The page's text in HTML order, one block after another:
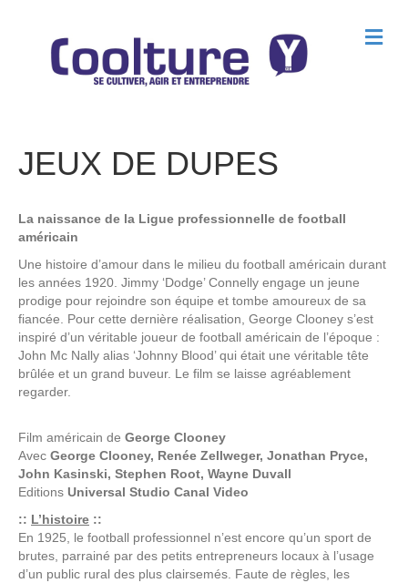
M
e
JEUX DE DUPES
La naissance de la Ligue professionnelle de football
américain
Une histoire d’amour dans le milieu du football américain durant
les années 1920. Jimmy ‘Dodge’ Connelly engage un jeune
prodige pour rejoindre son équipe et tombe amoureux de sa
fiancée. Pour cette dernière réalisation, George Clooney s’est
inspiré d’un véritable joueur de football américain de l’époque :
John Mc Nally alias ‘Johnny Blood’ qui était une véritable tête
brûlée et un grand buveur. Le film se laisse agréablement
regarder.
Film américain de George Clooney
Avec George Clooney, Renée Zellweger, Jonathan Pryce,
John Kasinski, Stephen Root, Wayne Duvall
Editions Universal Studio Canal Video
:: L’histoire ::
En 1925, le football professionnel n’est encore qu’un sport de
brutes, parrainé par des petits entrepreneurs locaux à l’usage
d’un public rural des plus clairsemés. Faute de règles, les